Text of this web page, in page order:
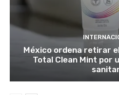
México ordena retirar
Total Clean Mint por